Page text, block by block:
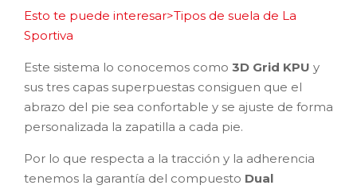
Esto te puede interesar>Tipos de suela de La
Sportiva
Este sistema lo conocemos como 3D Grid KPU y
sus tres capas superpuestas consiguen que el
abrazo del pie sea confortable y se ajuste de forma
personalizada la zapatilla a cada pie.
Por lo que respecta a la tracción y la adherencia
tenemos la garantía del compuesto Dual